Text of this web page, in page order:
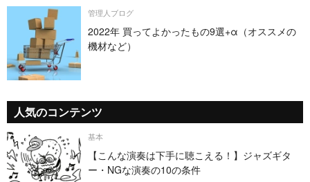
管理人ブログ
2022年 買ってよかったもの9選+α（オススメの
機材など）
人気のコンテンツ
基本
【こんな演奏は下手に聴こえる！】ジャズギタ
ー・NGな演奏の10の条件